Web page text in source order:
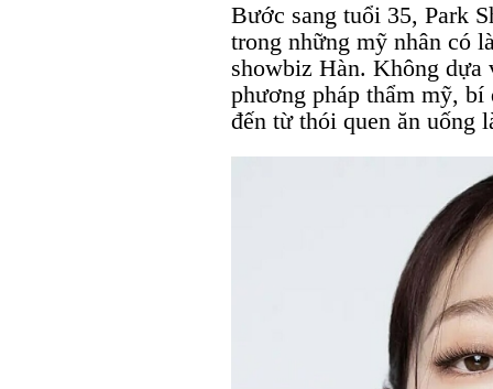
Bước sang tuổi 35, Park
trong những mỹ nhân có
showbiz Hàn. Không dựa
phương pháp thẩm mỹ,
đến từ thói quen ăn uống